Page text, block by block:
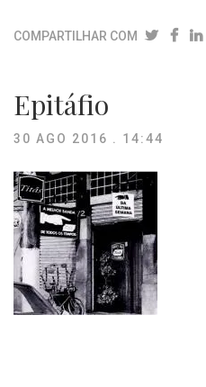
COMPARTILHAR COM
Epitáfio
30 AGO 2016 . 14:44